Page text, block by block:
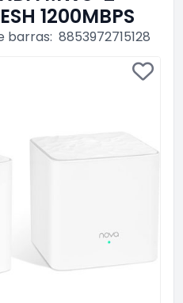
1200MBPS
barras: 8853972715128